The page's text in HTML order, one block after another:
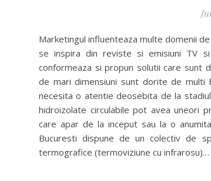
Marketingul influenteaza multe domenii
se inspira din reviste si emisiuni TV
conformeaza si propun solutii care sunt
de mari dimensiuni sunt dorite de multi
necesita o atentie deosebita de la
hidroizolate circulabile pot avea uneori
care apar de la inceput sau la o
Bucuresti dispune de un colectiv de
termografice (termoviziune cu infrarosu)…